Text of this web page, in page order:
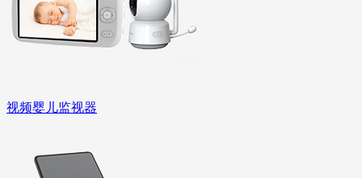
视频婴儿监视器